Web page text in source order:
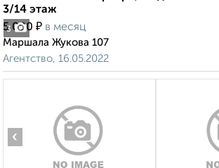
3
3/14 этаж
5 000 ₽ в месяц
Маршала Жукова 107
Агентство, 16.05.2022
‹